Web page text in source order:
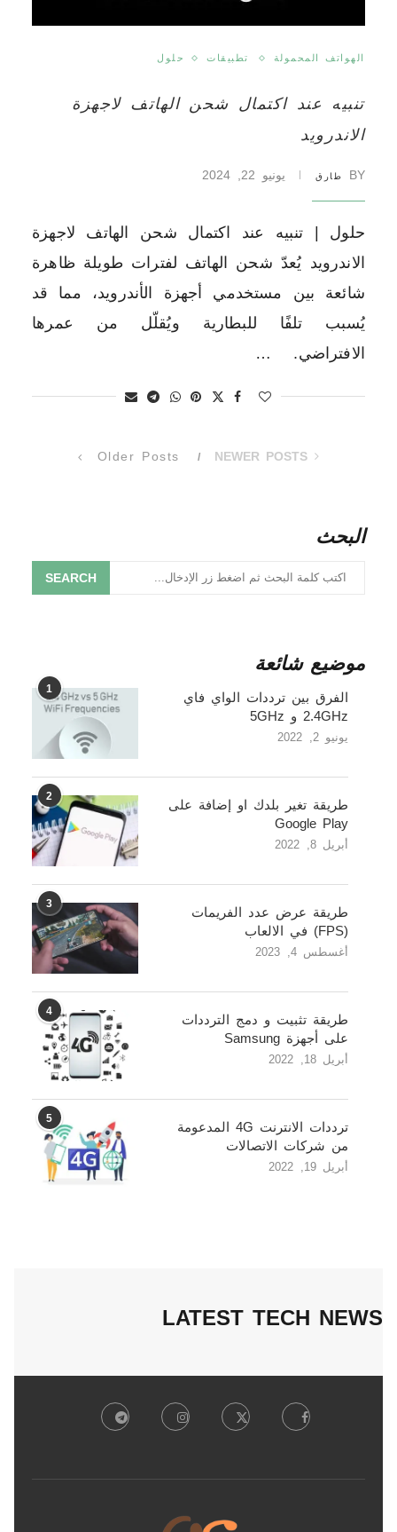
الهواتف المحمولة تطبيقات حلول
تنبيه عند اكتمال شحن الهاتف لاجهزة
الاندرويد
BY طارق يونيو 22, 2024
حلول | تنبيه عند اكتمال شحن الهاتف لاجهزة
الاندرويد يُعدّ شحن الهاتف لفترات طويلة ظاهرة
شائعة بين مستخدمي أجهزة الأندرويد، مما قد
يُسبب تلفًا للبطارية ويُقلّل من عمرها
الافتراضي. …
NEWER POSTS
Older Posts
البحث
SEARCH
موضيع شائعة
1
الفرق بين ترددات الواي فاي
2.4GHz و 5GHz
يونيو 2, 2022
2
طريقة تغير بلدك او إضافة على
Google Play
أبريل 8, 2022
3
طريقة عرض عدد الفريمات
(FPS) في الالعاب
أغسطس 4, 2023
4
طريقة تثبيت و دمج الترددات
على أجهزة Samsung
أبريل 18, 2022
5
ترددات الانترنت 4G المدعومة
من شركات الاتصالات
أبريل 19, 2022
LATEST TECH NEWS